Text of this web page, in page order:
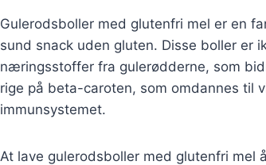
Gulerodsboller med glutenfri mel er en
sund snack uden gluten. Disse boller er
næringsstoffer fra gulerødderne, som
rige på beta-caroten, som omdannes til
immunsystemet.
At lave gulerodsboller med glutenfri mel